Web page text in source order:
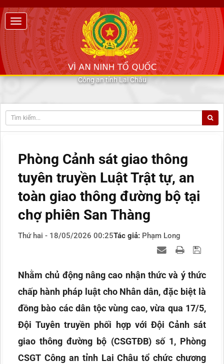
Công an tỉnh Lai Châu
Phòng Cảnh sát giao thông
tuyên truyền Luật Trật tự, an
toàn giao thông đường bộ tại
chợ phiên San Thàng
Thứ hai - 18/05/2026 00:25Tác giả: Phạm Long
Nhằm chủ động nâng cao nhận thức và ý thức
chấp hành pháp luật cho Nhân dân, đặc biệt là
đồng bào các dân tộc vùng cao, vừa qua 17/5,
Đội Tuyên truyền phối hợp với Đội Cảnh sát
giao thông đường bộ (CSGTĐB) số 1, Phòng
CSGT Công an tỉnh Lai Châu tổ chức chương